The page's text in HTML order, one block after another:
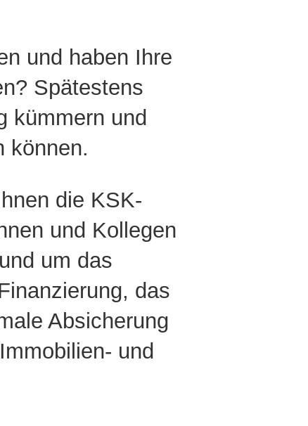
und haben Ihre
Spätestens
kümmern und
können.
die KSK-
und Kollegen
um das
das
Absicherung
und